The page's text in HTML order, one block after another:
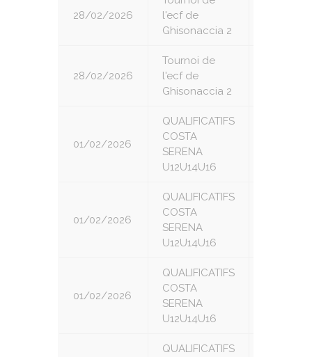
28/02/2026
l'ecf de
Ghisonaccia 2
28/02/2026
Tournoi de
l'ecf de
Ghisonaccia 2
01/02/2026
QUALIFICATIFS
COSTA
SERENA
U12U14U16
01/02/2026
QUALIFICATIFS
COSTA
SERENA
U12U14U16
01/02/2026
QUALIFICATIFS
COSTA
SERENA
U12U14U16
QUALIFICATIFS